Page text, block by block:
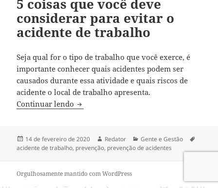
5 coisas que você deve
considerar para evitar o
acidente de trabalho
Seja qual for o tipo de trabalho que você exerce, é
importante conhecer quais acidentes podem ser
causados durante essa atividade e quais riscos de
acidente o local de trabalho apresenta.
Continuar lendo 5 coisas que você deve considerar para
Publicado
em
14 de fevereiro de 2020 Autor
Redator Categorias
Gente e Gestão
acidente de trabalho, prevenção, prevenção de acidentes
Orgulhosamente mantido com WordPress